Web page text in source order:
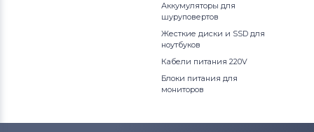
Аккумуляторы для
шуруповертов
Жесткие диски и SSD для
ноутбуков
Кабели питания 220V
Блоки питания для
мониторов